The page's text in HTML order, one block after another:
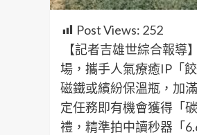
Post Views: 252
【記者吉雄世綜合報
場，攜手人氣療癒IP「
磁鐵或繽紛保溫瓶，加
定任務即有機會獲得「
禮，精準拍中讀秒器「